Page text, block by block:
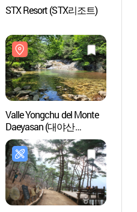
STX Resort (STX리조트)
Valle Yongchu del Monte
Daeyasan (대야산
용추계곡)